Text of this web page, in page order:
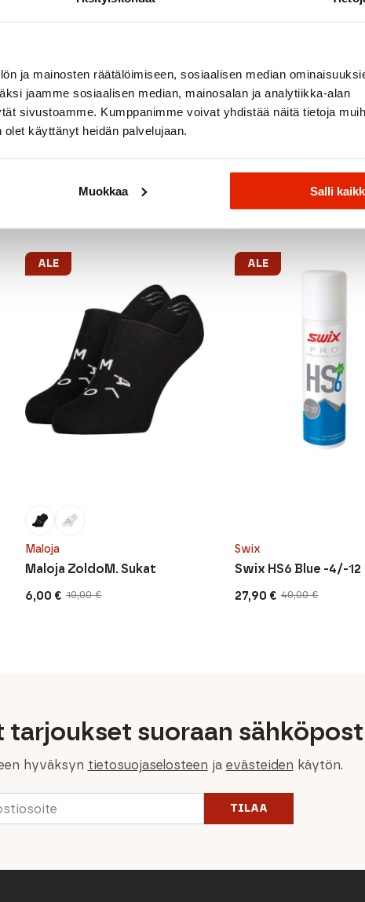
ja mainosten räätälöimiseen, sosiaalisen median
jaamme sosiaalisen median, mainosalan ja analytiikka-alan
sivustoamme. Kumppanimme voivat yhdistää näitä tietoja
käyttänyt heidän palvelujaan.
Muokkaa Salli
Suositeltua sinulle
Maloja
ALE
10,00€
Alkuperäinen
6,00 €
Nykyinen
Maloja ZoldoM. Sukat
Swix
ALE
40,00€
Alkuperäinen
27,90 €
Nykyinen
Swix HS6 Blue -4/-12
suoraan
hyväksyn tietosuojaselosteen ja evästeiden käytön.
TILAA